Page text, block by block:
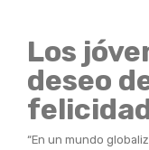
Los
deseo
“En un mundo